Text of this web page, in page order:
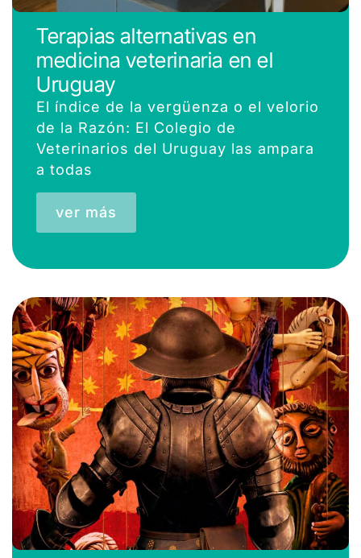
Terapias alternativas en
medicina veterinaria en el
Uruguay
El índice de la vergüenza o el velorio
de la Razón: El Colegio de
Veterinarios del Uruguay las ampara
a todas
ver más